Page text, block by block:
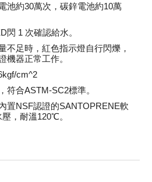
池約30萬次，碳鋅電池約10萬
閃 1 次確認給水。
不足時，紅色指示燈自行閃爍，
機器正常工作。
cm^2
符合ASTM-SC2標準。
置NSF認證的SANTOPRENE軟
，耐溫120℃。